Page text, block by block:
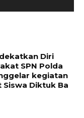
Diri
SPN Polda
kegiatan
Siswa Diktuk Ba